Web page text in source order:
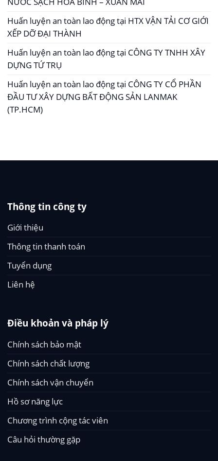
Huấn luyện an toàn lao động tại HTX VẬN TẢI CƠ GIỚI
XẾP DỠ ĐẠI THÀNH
Huấn luyện an toàn lao động tại CÔNG TY TNHH XÂY
DỰNG TỨ TRỤ
Huấn luyện an toàn lao động tại CÔNG TY CỔ PHẦN
ĐẦU TƯ XÂY DỰNG BẤT ĐỘNG SẢN LANMAK
(TP.HCM)
Thông tin công ty
Giới thiệu
Thông tin thanh toán
Tuyển dụng
Liên hệ
Điều khoản và pháp lý
Chính sách bảo mật
Chính sách chất lượng
Chính sách vận chuyển
Hồ sơ năng lực
Chương trình cộng tác viên
Câu hỏi thường gặp